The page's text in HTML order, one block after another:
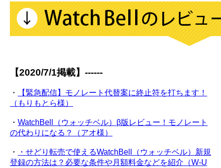
【2020/7/1掲載】------
・
【緊急配信】モノレート代替案に終止符を打ちます！
（もりもとら様）
・ WatchBell（ウォッチベル）β版レビュー！モノレート
の代わりになる？（アオ様）
・
・せどり転売で使えるWatchBell（ウォッチベル）新規
登録の方法は？必要な条件や月額料金などを紹介（W-U